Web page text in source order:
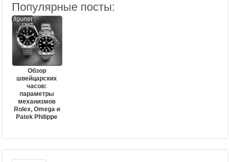
Популярные посты:
figunet
Обзор
швейцарских
часов:
параметры
механизмов
Rolex, Omega и
Patek Philippe